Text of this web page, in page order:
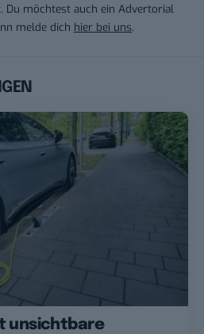
Du möchtest auch ein Advertorial
melde dich hier bei uns.
unsichtbare